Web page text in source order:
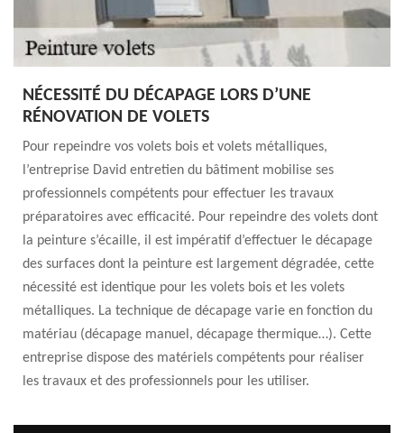
NÉCESSITÉ DU DÉCAPAGE LORS D’UNE
RÉNOVATION DE VOLETS
Pour repeindre vos volets bois et volets métalliques,
l’entreprise David entretien du bâtiment mobilise ses
professionnels compétents pour effectuer les travaux
préparatoires avec efficacité. Pour repeindre des volets dont
la peinture s’écaille, il est impératif d’effectuer le décapage
des surfaces dont la peinture est largement dégradée, cette
nécessité est identique pour les volets bois et les volets
métalliques. La technique de décapage varie en fonction du
matériau (décapage manuel, décapage thermique…). Cette
entreprise dispose des matériels compétents pour réaliser
les travaux et des professionnels pour les utiliser.